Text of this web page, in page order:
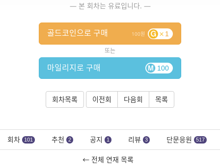
— 본 회차는 유료입니다. —
100 1
골드코인으로 구매
또는
100
마일리지로 구매
회차목록 이전회 다음회 목록
회차 101 추천 2 공지 1 리뷰 3 단문응원 517
← 전체 연재 목록